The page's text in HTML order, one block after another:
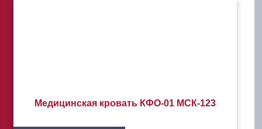
Медицинская кровать КФО-01 МСК-123